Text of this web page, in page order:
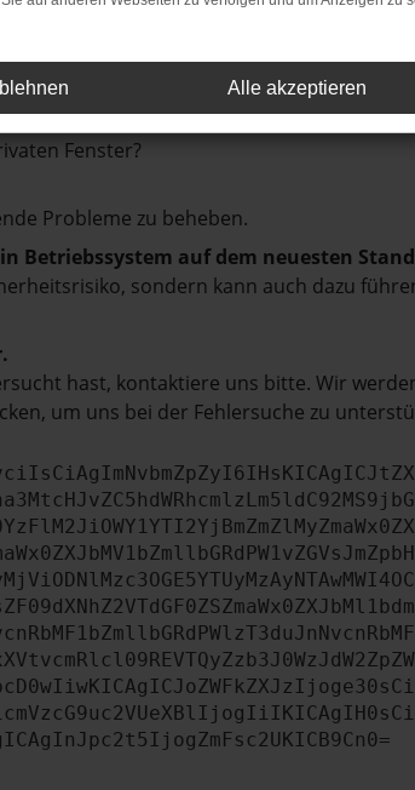
können das Laden bestimmter Seiten
Fenster?
Probleme zu beheben.
Betriebssystem auf dem neuesten
sondern kann auch dazu
hast, kontaktiere uns bitte. Wir
um uns bei der Fehlersuche zu
Alle akzeptieren